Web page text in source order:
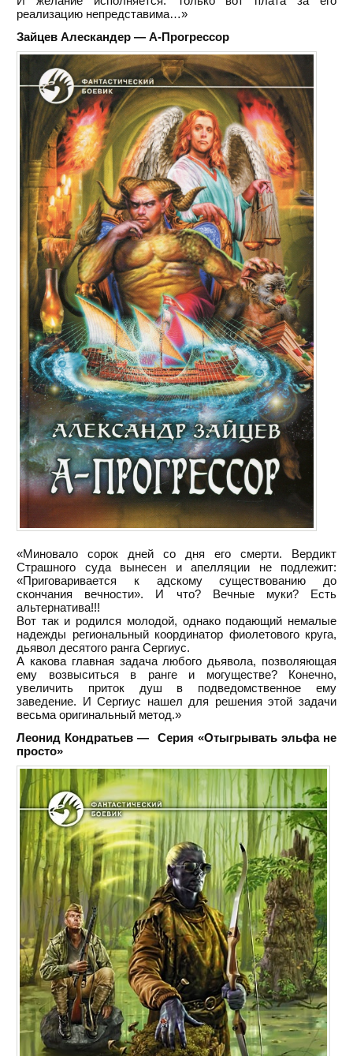
реализацию непредставима…»
Зайцев Алескандер — А-Прогрессор
«Миновало сорок дней со дня его смерти. Вердикт
Страшного суда вынесен и апелляции не подлежит:
«Приговаривается к адскому существованию до
скончания вечности». И что? Вечные муки? Есть
альтернатива!!!
Вот так и родился молодой, однако подающий немалые
надежды региональный координатор фиолетового круга,
дьявол десятого ранга Сергиус.
А какова главная задача любого дьявола, позволяющая
ему возвыситься в ранге и могуществе? Конечно,
увеличить приток душ в подведомственное ему
заведение. И Сергиус нашел для решения этой задачи
весьма оригинальный метод.»
Леонид Кондратьев — Серия «Отыгрывать эльфа не
просто»